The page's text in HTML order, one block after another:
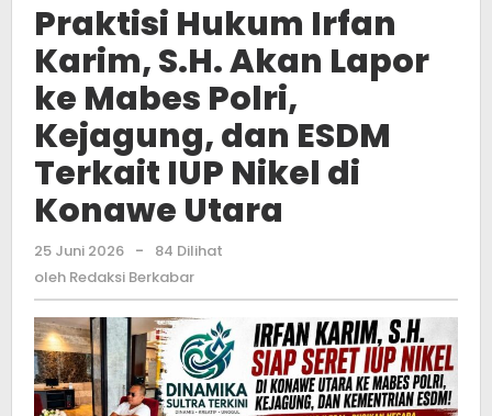
Nikel
Utara
Praktisi Hukum Irfan
Karim, S.H. Akan Lapor
ke Mabes Polri,
Kejagung, dan ESDM
Terkait IUP Nikel di
Konawe Utara
25 Juni 2026 oleh
Redaksi
-
84 Dilihat
oleh Redaksi Berkabar